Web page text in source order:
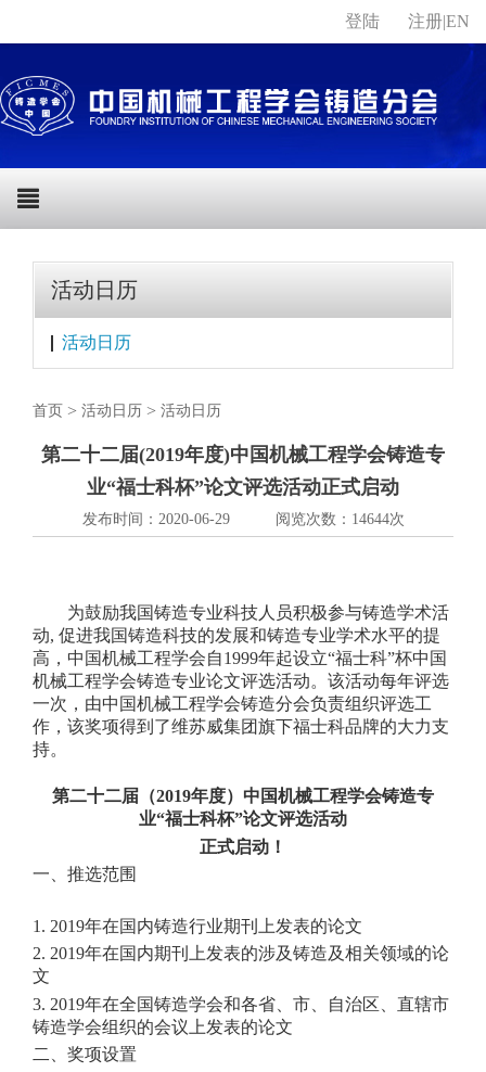
登陆 注册|EN
活动日历
活动日历
首页 > 活动日历 > 活动日历
第二十二届(2019年度)中国机械工程学会铸造专
业“福士科杯”论文评选活动正式启动
发布时间：2020-06-29 阅览次数：14644次
为鼓励我国铸造专业科技人员积极参与铸造学术活
动, 促进我国铸造科技的发展和铸造专业学术水平的提
高，中国机械工程学会自1999年起设立“福士科”杯中国
机械工程学会铸造专业论文评选活动。该活动每年评选
一次，由中国机械工程学会铸造分会负责组织评选工
作，该奖项得到了维苏威集团旗下福士科品牌的大力支
持。
第二十二届（2019年度）中国机械工程学会铸造专
业“福士科杯”论文评选活动
正式启动！
一、推选范围
1. 2019年在国内铸造行业期刊上发表的论文
2. 2019年在国内期刊上发表的涉及铸造及相关领域的论
文
3. 2019年在全国铸造学会和各省、市、自治区、直辖市
铸造学会组织的会议上发表的论文
二、奖项设置